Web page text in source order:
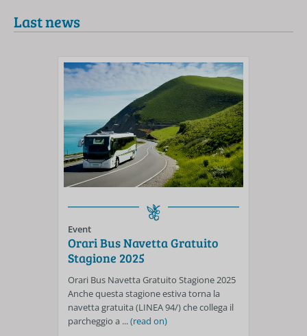
Last news
Event
Orari Bus Navetta Gratuito
Stagione 2025
Orari Bus Navetta Gratuito Stagione 2025
Anche questa stagione estiva torna la
navetta gratuita (LINEA 94/) che collega il
parcheggio a ...(read on)